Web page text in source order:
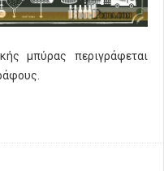
μπύρας περιγράφεται